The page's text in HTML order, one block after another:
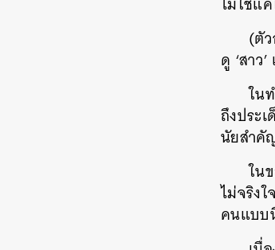
(ตั
ดู ‘สาว
ใน
ถึงประ
นัยสำคั
ใน
ไม่จริง
คนแบบ